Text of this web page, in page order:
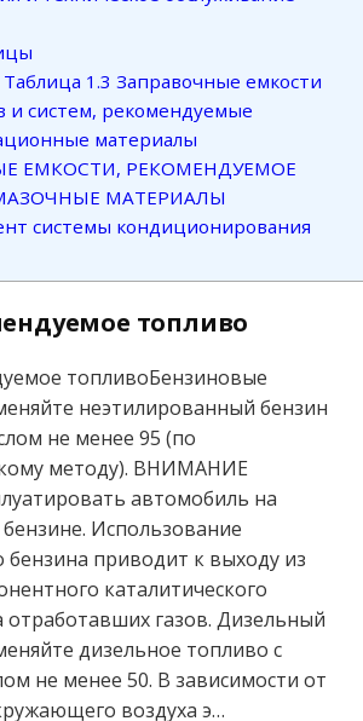
Таблица 1.3 Заправочные емкости
и систем, рекомендуемые
материалы
ЕМКОСТИ, РЕКОМЕНДУЕМОЕ
МАТЕРИАЛЫ
системы кондиционирования
топливо
топливоБензиновые
неэтилированный бензин
не менее 95 (по
методу). ВНИМАНИЕ
автомобиль на
Использование
бензина приводит к выходу из
каталитического
отработавших газов. Дизельный
дизельное топливо с
не менее 50. В зависимости от
воздуха э…